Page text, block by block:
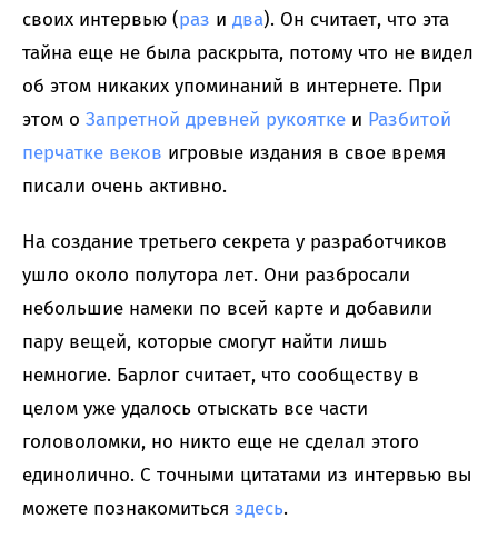
своих интервью (раз и два). Он считает, что эта
тайна еще не была раскрыта, потому что не видел
об этом никаких упоминаний в интернете. При
этом о Запретной древней рукоятке и Разбитой
перчатке веков игровые издания в свое время
писали очень активно.
На создание третьего секрета у разработчиков
ушло около полутора лет. Они разбросали
небольшие намеки по всей карте и добавили
пару вещей, которые смогут найти лишь
немногие. Барлог считает, что сообществу в
целом уже удалось отыскать все части
головоломки, но никто еще не сделал этого
единолично. С точными цитатами из интервью вы
можете познакомиться здесь.